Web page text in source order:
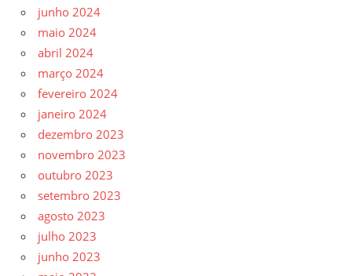
junho 2024
maio 2024
abril 2024
março 2024
fevereiro 2024
janeiro 2024
dezembro 2023
novembro 2023
outubro 2023
setembro 2023
agosto 2023
julho 2023
junho 2023